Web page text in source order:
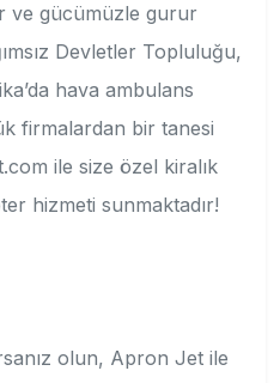
ve gücümüzle gurur
Devletler Topluluğu,
hava ambulans
firmalardan bir tanesi
ile size özel kiralık
hizmeti sunmaktadır!
olun, Apron Jet ile